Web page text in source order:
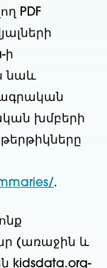
PDF
ի
նաև
խմբերի
.
(առաջին և
kidsdata.org-